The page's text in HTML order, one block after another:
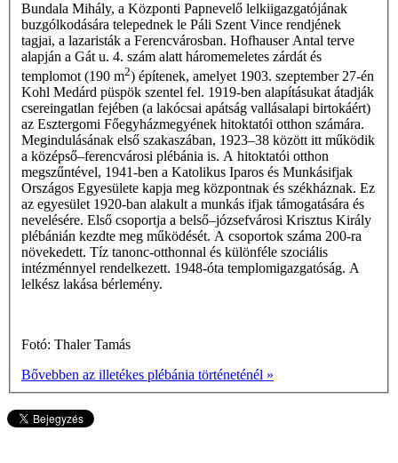
Bundala Mihály, a Központi Papnevelő lelkiigazgatójának
buzgólkodására telepednek le Páli Szent Vince rendjének
tagjai, a lazaristák a Ferencvárosban. Hofhauser Antal terve
alapján a Gát u. 4. szám alatt háromemeletes zárdát és
templomot (190 m2) építenek, amelyet 1903. szeptember 27-én
Kohl Medárd püspök szentel fel. 1919-ben alapításukat átadják
csereingatlan fejében (a lakócsai apátság vallásalapi birtokáért)
az Esztergomi Főegyházmegyének hitoktatói otthon számára.
Megindulásának első szakaszában, 1923–38 között itt működik
a középső–ferencvárosi plébánia is. A hitoktatói otthon
megszűntével, 1941-ben a Katolikus Iparos és Munkásifjak
Országos Egyesülete kapja meg központnak és székháznak. Ez
az egyesület 1920-ban alakult a munkás ifjak támogatására és
nevelésére. Első csoportja a belső–józsefvárosi Krisztus Király
plébánián kezdte meg működését. A csoportok száma 200-ra
növekedett. Tíz tanonc-otthonnal és különféle szociális
intézménnyel rendelkezett. 1948-óta templomigazgatóság. A
lelkész lakása bérlemény.
Fotó: Thaler Tamás
Bővebben az illetékes plébánia történeténél »